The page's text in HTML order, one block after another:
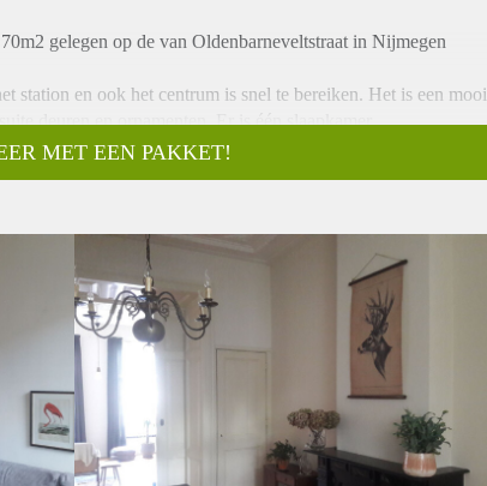
gelegen op de van Oldenbarneveltstraat in Nijmegen
station en ook het centrum is snel te bereiken. Het is een mooi
deuren en ornamenten. Er is één slaapkamer.
MET EEN PAKKET!